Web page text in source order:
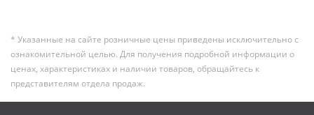
* Указанные на сайте розничные цены приведены исключительно с
ознакомительной целью. Для получения подробной информации о
ценах, характеристиках и наличии товаров, обращайтесь к
представителям отдела продаж.